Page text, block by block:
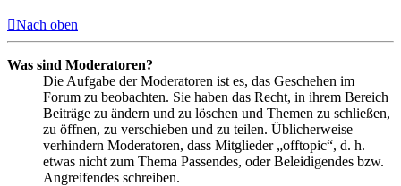
Nach oben
Was sind Moderatoren?
Die Aufgabe der Moderatoren ist es, das Geschehen im
Forum zu beobachten. Sie haben das Recht, in ihrem Bereich
Beiträge zu ändern und zu löschen und Themen zu schließen,
zu öffnen, zu verschieben und zu teilen. Üblicherweise
verhindern Moderatoren, dass Mitglieder „offtopic“, d. h.
etwas nicht zum Thema Passendes, oder Beleidigendes bzw.
Angreifendes schreiben.